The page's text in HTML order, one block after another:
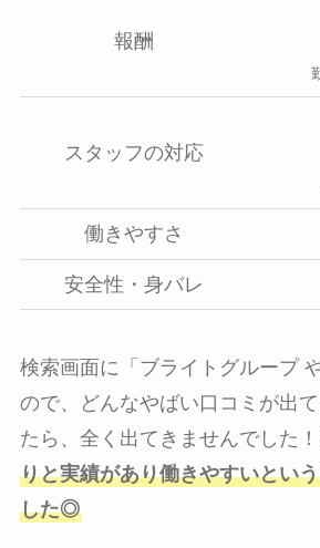
報酬
スタッフの対応
働きやすさ
安全性・身バレ
検索画面に「ブライトグループ
ので、どんなやばい口コミが出
たら、全く出てきませんでした！
りと実績があり働きやすいとい
した◎